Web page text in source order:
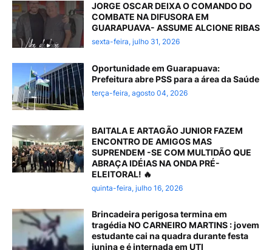
JORGE OSCAR DEIXA O COMANDO DO
COMBATE NA DIFUSORA EM
GUARAPUAVA- ASSUME ALCIONE RIBAS
sexta-feira, julho 31, 2026
Oportunidade em Guarapuava:
Prefeitura abre PSS para a área da Saúde
terça-feira, agosto 04, 2026
BAITALA E ARTAGÃO JUNIOR FAZEM
ENCONTRO DE AMIGOS MAS
SUPRENDEM -SE COM MULTIDÃO QUE
ABRAÇA IDÉIAS NA ONDA PRÉ-
ELEITORAL! 🔥
quinta-feira, julho 16, 2026
Brincadeira perigosa termina em
tragédia NO CARNEIRO MARTINS : jovem
estudante cai na quadra durante festa
junina e é internada em UTI